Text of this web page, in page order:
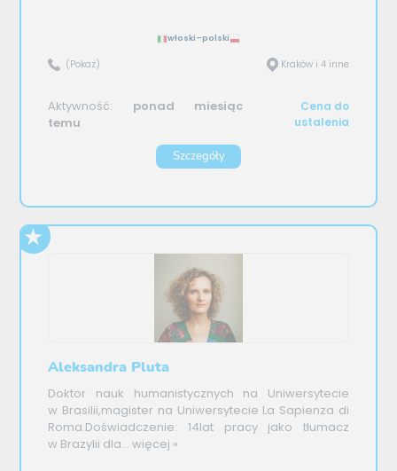
włoski–polski
(Pokaż) Kraków i 4 inne
Aktywność: ponad miesiąc
temu
Cena do
ustalenia
Szczegóły
Aleksandra Pluta
Doktor nauk humanistycznych na Uniwersytecie
w Brasilii,magister na Uniwersytecie La Sapienza di
Roma.Doświadczenie: 14lat pracy jako tłumacz
w Brazylii dla... więcej »